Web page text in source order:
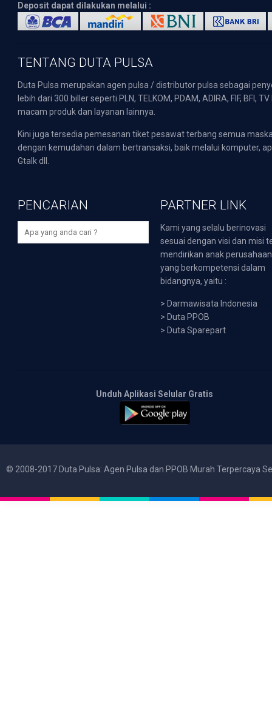
Deposit dapat dilakukan melalui :
TENTANG DUTA PULSA
Duta Pulsa merupakan agen pulsa / distributor pulsa sebagai
lebih dari 300 biller seperti PLN, TELKOM, PDAM, ADIRA, FIF,
macam produk dan layanan lainnya.
Kini juga tersedia pemesanan tiket pesawat terbang semua
dengan kemudahan dalam bertransaksi, baik melalui komputer,
Gtalk dll.
PENCARIAN PARTNER LINK
Kami yang selalu berinovasi
sesuai dengan visi dan misi
mendirikan anak perusahaan
yang berkompetensi dalam
bidangnya, yaitu :
> Darmawisata Indonesia
> Duta PPOB
> Duta Sparepart
Unduh Aplikasi Selular Gratis
© 2008-2017 Duta Pulsa: Agen Pulsa dan PPOB Murah Terpercaya